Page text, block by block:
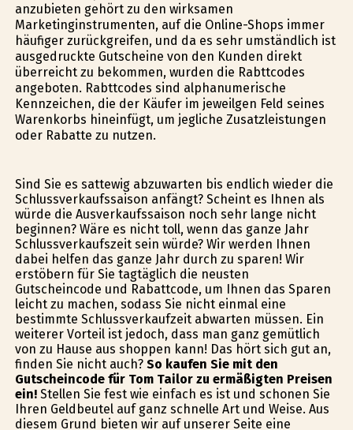
anzubieten gehört zu den wirksamen
Marketinginstrumenten, auf die Online-Shops immer
häufiger zurückgreifen, und da es sehr umständlich ist
ausgedruckte Gutscheine von den Kunden direkt
überreicht zu bekommen, wurden die Rabttcodes
angeboten. Rabttcodes sind alphanumerische
Kennzeichen, die der Käufer im jeweilgen Feld seines
Warenkorbs hineinfügt, um jegliche Zusatzleistungen
oder Rabatte zu nutzen.
Sind Sie es sattewig abzuwarten bis endlich wieder die
Schlussverkaufssaison anfängt? Scheint es Ihnen als
würde die Ausverkaufssaison noch sehr lange nicht
beginnen? Wäre es nicht toll, wenn das ganze Jahr
Schlussverkaufszeit sein würde? Wir werden Ihnen
dabei helfen das ganze Jahr durch zu sparen! Wir
erstöbern für Sie tagtäglich die neusten
Gutscheincode und Rabattcode, um Ihnen das Sparen
leicht zu machen, sodass Sie nicht einmal eine
bestimmte Schlussverkaufzeit abwarten müssen. Ein
weiterer Vorteil ist jedoch, dass man ganz gemütlich
von zu Hause aus shoppen kann! Das hört sich gut an,
finden Sie nicht auch? So kaufen Sie mit den
Gutscheincode für Tom Tailor zu ermäßigten Preisen
ein!Stellen Sie fest wie einfach es ist und schonen Sie
Ihren Geldbeutel auf ganz schnelle Art und Weise. Aus
diesem Grund bieten wir auf unserer Seite eine